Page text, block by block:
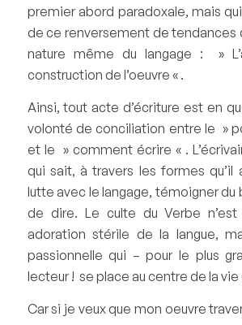
premier abord paradoxale, mais
de ce renversement de tendances
nature même du langage : »
construction de l’oeuvre « .
Ainsi, tout acte d’écriture est en
volonté de conciliation entre le »
et le » comment écrire « .
qui sait, à travers les formes qu’il
lutte avec le langage, témoigner du
de dire. Le culte du Verbe
adoration stérile de la langue,
passionnelle qui – pour le plus
lecteur ! se place au centre de la vie
Car si je veux que mon oeuvre